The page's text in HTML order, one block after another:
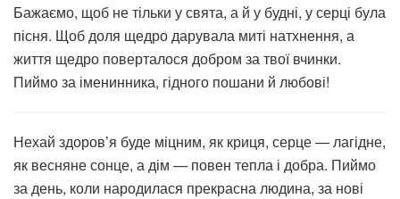
Бажаємо, щоб не тільки у свята, а й у будні, у серці була
пісня. Щоб доля щедро дарувала миті натхнення, а
життя щедро поверталося добром за твої вчинки.
Пиймо за іменинника, гідного пошани й любові!
Нехай здоров’я буде міцним, як криця, серце — лагідне,
як весняне сонце, а дім — повен тепла і добра. Пиймо
за день, коли народилася прекрасна людина, за нові